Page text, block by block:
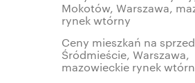
Mokotów, Warszawa,
rynek wtórny
Ceny mieszkań na
Śródmieście, Warszawa,
mazowieckie rynek